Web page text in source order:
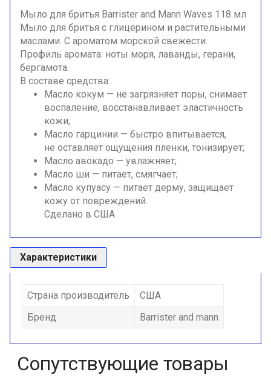
Мыло для бритья Barrister and Mann Waves 118 мл
Мыло для бритья с глицерином и растительными
маслами. С ароматом морской свежести.
Профиль аромата: ноты моря, лаванды, герани,
бергамота.
В составе средства:
Масло кокум — не загрязняет поры, снимает
воспаление, восстанавливает эластичность
кожи;
Масло гарцинии — быстро впитывается,
не оставляет ощущения пленки, тонизирует;
Масло авокадо — увлажняет;
Масло ши — питает, смягчает;
Масло купуасу — питает дерму, защищает
кожу от повреждений.
Сделано в США
Характеристики
Страна производитель
США
Бренд
Barrister and mann
Сопутствующие товары